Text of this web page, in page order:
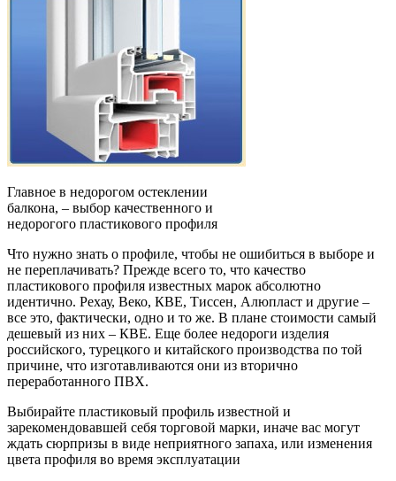
Главное в недорогом остеклении
балкона, – выбор качественного и
недорогого пластикового профиля
Что нужно знать о профиле, чтобы не ошибиться в выборе и
не переплачивать? Прежде всего то, что качество
пластикового профиля известных марок абсолютно
идентично. Рехау, Веко, КВЕ, Тиссен, Алюпласт и другие –
все это, фактически, одно и то же. В плане стоимости самый
дешевый из них – КВЕ. Еще более недороги изделия
российского, турецкого и китайского производства по той
причине, что изготавливаются они из вторично
переработанного ПВХ.
Выбирайте пластиковый профиль известной и
зарекомендовавшей себя торговой марки, иначе вас могут
ждать сюрпризы в виде неприятного запаха, или изменения
цвета профиля во время эксплуатации